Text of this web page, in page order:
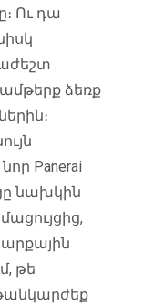
Ու դա
ձեռք
Panerai
նախկին
թե